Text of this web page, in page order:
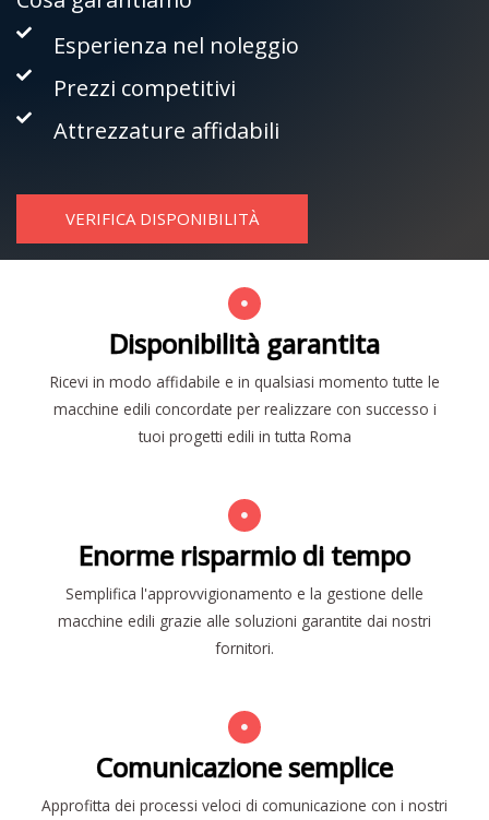
Esperienza nel noleggio
Prezzi competitivi
Attrezzature affidabili
VERIFICA DISPONIBILITÀ
Disponibilità garantita
Ricevi in modo affidabile e in qualsiasi momento tutte le
macchine edili concordate per realizzare con successo i
tuoi progetti edili in tutta Roma
Enorme risparmio di tempo
Semplifica l'approvvigionamento e la gestione delle
macchine edili grazie alle soluzioni garantite dai nostri
fornitori.
Comunicazione semplice
Approfitta dei processi veloci di comunicazione con i nostri